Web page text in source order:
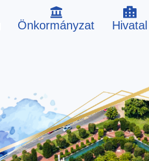
Önkormányzat Hivatal